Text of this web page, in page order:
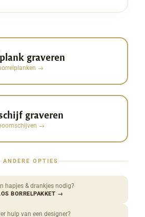
graveren
→
graveren
→
ANDERE OPTIES
hapjes & drankjes nodig?
BORRELPAKKET →
hulp van een designer?